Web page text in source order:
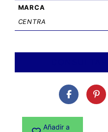
MARCA
CENTRA
Añadir a